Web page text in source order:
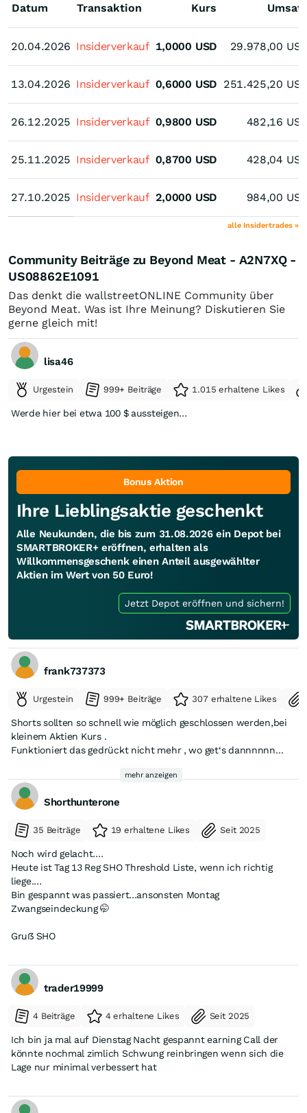
Datum
20.04.2026
13.04.2026
26.12.2025
25.11.2025
27.10.2025
Transaktion Kurs Umsatz
20.04.2026 Insiderverkauf 1,0000 USD 29.978,00
13.04.2026 Insiderverkauf 0,6000 USD 251.425,20
26.12.2025 Insiderverkauf 0,9800 USD 482,16
25.11.2025 Insiderverkauf 0,8700 USD 428,04
27.10.2025 Insiderverkauf 2,0000 USD 984,00
alle Insidertrades »
Community Beiträge zu Beyond Meat - A2N7XQ -
US08862E1091
Das denkt die wallstreetONLINE Community über
Beyond Meat. Was ist Ihre Meinung? Diskutieren Sie
gerne gleich mit!
lisa46
Urgestein 999+ Beiträge 1.015 erhaltene Likes
Werde hier bei etwa 100 $ aussteigen…
Bonus Aktion
Ihre Lieblingsaktie geschenkt
Alle Neukunden, die bis zum 31.08.2026 ein Depot bei
SMARTBROKER+ eröffnen, erhalten als
Willkommensgeschenk einen Anteil ausgewählter
Aktien im Wert von 50 Euro!
Jetzt Depot eröffnen und sichern!
frank737373
Urgestein 999+ Beiträge 307 erhaltene Likes
Shorts sollten so schnell wie möglich geschlossen werden,bei
kleinem Aktien Kurs .
Funktioniert das gedrückt nicht mehr , wo get‘s dannnnnn
mehr anzeigen
Shorthunterone
35 Beiträge 19 erhaltene Likes Seit 2025
Noch wird gelacht....
Heute ist Tag 13 Reg SHO Threshold Liste, wenn ich richtig
liege....
Bin gespannt was passiert...ansonsten Montag
Zwangseindeckung 🤭
Gruẞ SHO
trader19999
4 Beiträge 4 erhaltene Likes Seit 2025
Ich bin ja mal auf Dienstag Nacht gespannt earning Call der
könnte nochmal zimlich Schwung reinbringen wenn sich die
Lage nur minimal verbessert hat